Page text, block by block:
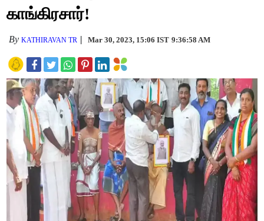
காங்கிரசார்!
ByKATHIRAVAN TR Mar 30, 2023, 15:06 IST 9:36:58 AM